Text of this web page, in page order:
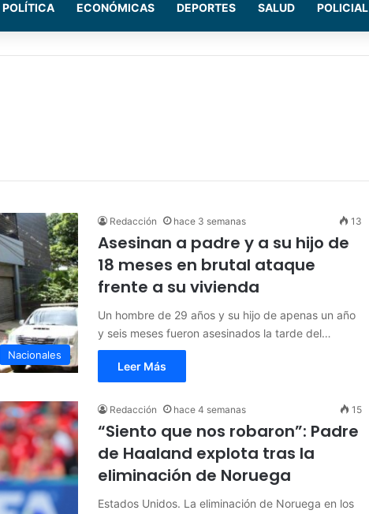
POLÍTICA ECONÓMICAS DEPORTES SALUD POLICIAL
Nacionales
Redacción hace 3 semanas 13
Asesinan a padre y a su hijo de
18 meses en brutal ataque
frente a su vivienda
Un hombre de 29 años y su hijo de apenas un año
y seis meses fueron asesinados la tarde del…
Leer Más
Redacción hace 4 semanas 15
“Siento que nos robaron”: Padre
de Haaland explota tras la
eliminación de Noruega
Estados Unidos. La eliminación de Noruega en los